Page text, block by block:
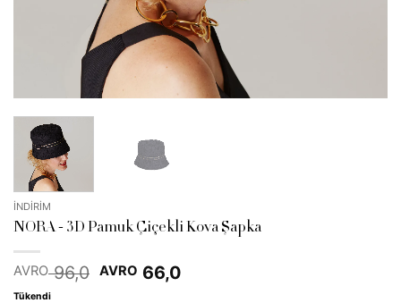
İNDİRİM
NORA - 3D Pamuk Çiçekli Kova Şapka
AVRO96,0 Orijinal
AVRO 66,0Şu
Tükendi